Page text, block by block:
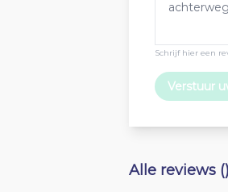
Schrijf hier een
Verstuur
Alle reviews ()